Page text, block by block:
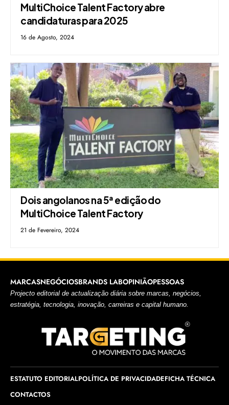
MultiChoice Talent Factory abre
candidaturas para 2025
16 de Agosto, 2024
Dois angolanos na 5ª edição do
MultiChoice Talent Factory
21 de Fevereiro, 2024
MARCASNEGÓCIOSBRANDS LABOPINIÃOPESSOAS
Projecto editorial de actualização diária sobre marcas, negócios,
estratégia, tecnologia, inovação, carreiras e capital humano.
ESTATUTO EDITORIALPOLÍTICA DE PRIVACIDADEFICHA TÉCNICA
CONTACTOS